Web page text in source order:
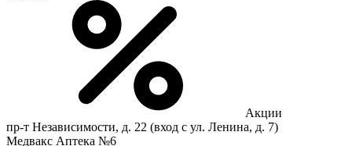
Акции
пр-т Независимости, д. 22 (вход с ул. Ленина, д. 7)
Медвакс Аптека №6